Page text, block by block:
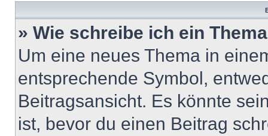
» Wie schreibe ich ein
Um eine neues Thema in
entsprechende Symbol,
Beitragsansicht. Es könnte
ist, bevor du einen Beitrag